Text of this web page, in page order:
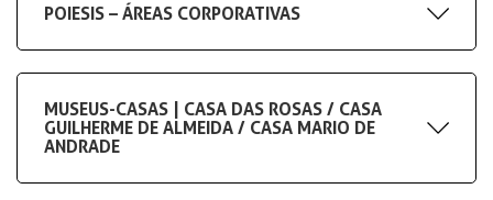
POIESIS – ÁREAS CORPORATIVAS
MUSEUS-CASAS | CASA DAS ROSAS / CASA
GUILHERME DE ALMEIDA / CASA MARIO DE
ANDRADE